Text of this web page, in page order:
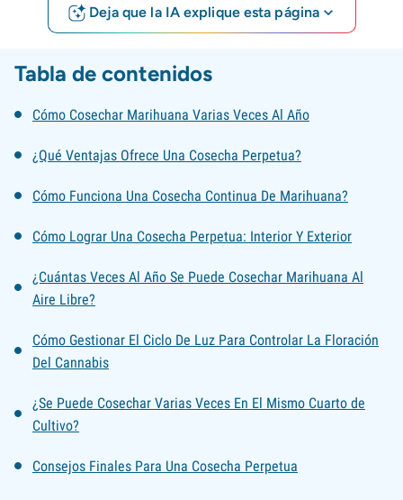
Deja que la IA explique esta página
Tabla de contenidos
Cómo Cosechar Marihuana Varias Veces Al Año
¿Qué Ventajas Ofrece Una Cosecha Perpetua?
Cómo Funciona Una Cosecha Continua De Marihuana?
Cómo Lograr Una Cosecha Perpetua: Interior Y Exterior
¿Cuántas Veces Al Año Se Puede Cosechar Marihuana Al
Aire Libre?
Cómo Gestionar El Ciclo De Luz Para Controlar La Floración
Del Cannabis
¿Se Puede Cosechar Varias Veces En El Mismo Cuarto de
Cultivo?
Consejos Finales Para Una Cosecha Perpetua